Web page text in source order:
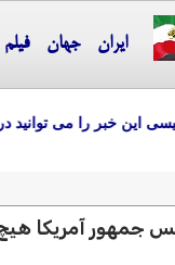
ایران جهان فیلم
این خبر را می توانید در زیر
جمهور آمریکا هیچ